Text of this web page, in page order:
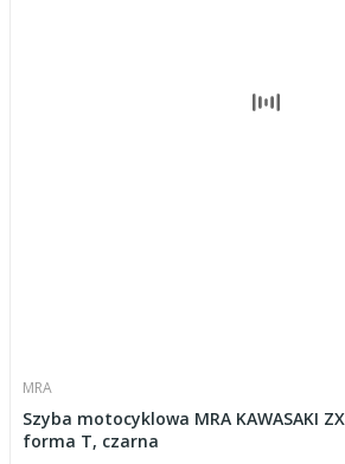
MRA
Szyba motocyklowa MRA KAWASAKI
forma T, czarna